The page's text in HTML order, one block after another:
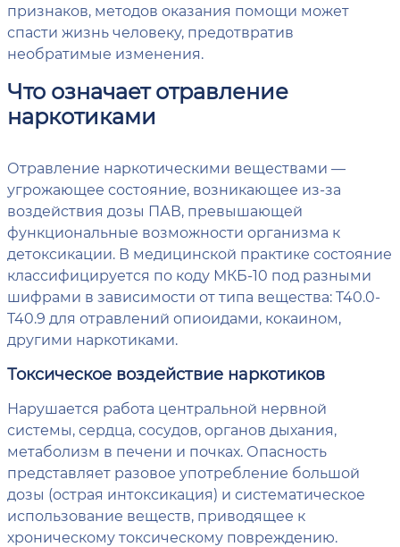
признаков, методов оказания помощи может
спасти жизнь человеку, предотвратив
необратимые изменения.
Что означает отравление
наркотиками
Отравление наркотическими веществами —
угрожающее состояние, возникающее из-за
воздействия дозы ПАВ, превышающей
функциональные возможности организма к
детоксикации. В медицинской практике состояние
классифицируется по коду МКБ-10 под разными
шифрами в зависимости от типа вещества: T40.0-
T40.9 для отравлений опиоидами, кокаином,
другими наркотиками.
Токсическое воздействие наркотиков
Нарушается работа центральной нервной
системы, сердца, сосудов, органов дыхания,
метаболизм в печени и почках. Опасность
представляет разовое употребление большой
дозы (острая интоксикация) и систематическое
использование веществ, приводящее к
хроническому токсическому повреждению.